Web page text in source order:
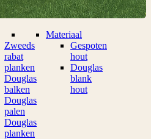
Zweeds
rabat
planken
Douglas
balken
Douglas
palen
Douglas
planken
Materiaal
Gespoten
hout
Douglas
blank
hout